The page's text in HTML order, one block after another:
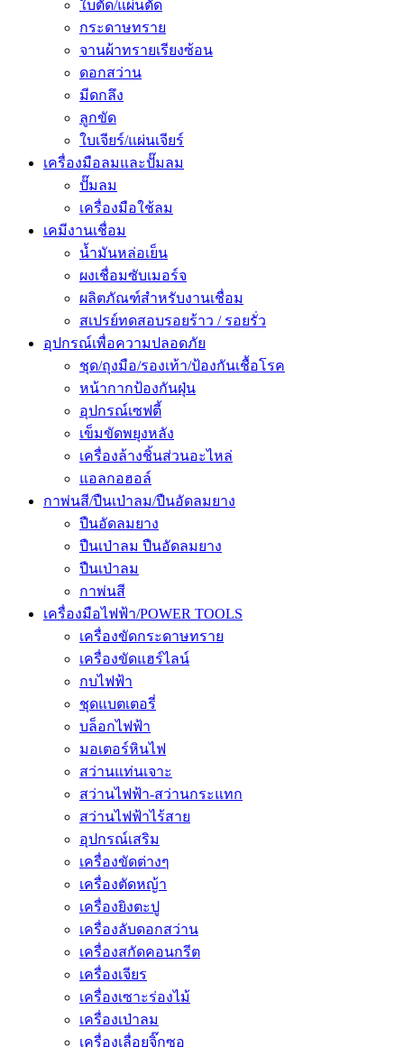
ใบตัด/แผ่นตัด
กระดาษทราย
จานผ้าทรายเรียงซ้อน
ดอกสว่าน
มีดกลึง
ลูกขัด
ใบเจียร์/แผ่นเจียร์
เครื่องมือลมและปั๊มลม
ปั๊มลม
เครื่องมือใช้ลม
เคมีงานเชื่อม
น้ำมันหล่อเย็น
ผงเชื่อมซับเมอร์จ
ผลิตภัณฑ์สำหรับงานเชื่อม
สเปรย์ทดสอบรอยร้าว / รอยรั่ว
อุปกรณ์เพื่อความปลอดภัย
ชุด/ถุงมือ/รองเท้า/ป้องกันเชื้อโรค
หน้ากากป้องกันฝุ่น
อุปกรณ์เซฟตี้
เข็มขัดพยุงหลัง
เครื่องล้างชิ้นส่วนอะไหล่
แอลกอฮอล์
กาพ่นสี/ปืนเป่าลม/ปืนอัดลมยาง
ปืนอัดลมยาง
ปืนเป่าลม ปืนอัดลมยาง
ปืนเป่าลม
กาพ่นสี
เครื่องมือไฟฟ้า/POWER TOOLS
เครื่องขัดกระดาษทราย
เครื่องขัดแฮร์ไลน์
กบไฟฟ้า
ชุดแบตเตอรี่
บล็อกไฟฟ้า
มอเตอร์หินไฟ
สว่านแท่นเจาะ
สว่านไฟฟ้า-สว่านกระแทก
สว่านไฟฟ้าไร้สาย
อุปกรณ์เสริม
เครื่องขัดต่างๆ
เครื่องตัดหญ้า
เครื่องยิงตะปู
เครื่องลับดอกสว่าน
เครื่องสกัดคอนกรีต
เครื่องเจียร
เครื่องเซาะร่องไม้
เครื่องเป่าลม
เครื่องเลื่อยจิ๊กซอ